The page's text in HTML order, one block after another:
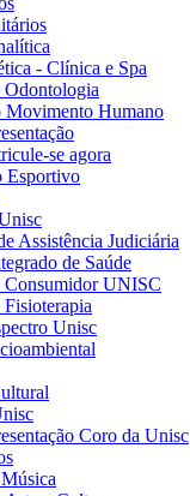
- Clínica e Spa
Odontologia
Movimento Humano
se agora
Esportivo
Assistência Judiciária
de Saúde
Consumidor UNISC
Unisc
Coro da Unisc